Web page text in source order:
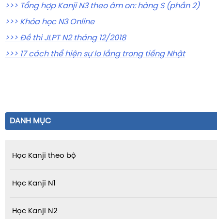
>>> Tổng hợp Kanji N3 theo âm on: hàng S (phần 2)
>>> Khóa học N3 Online
>>> Đề thi JLPT N2tháng 12/2018
>>> 17 cách thể hiện sự lo lắng trong tiếng Nhật
DANH MỤC
Học Kanji theo bộ
Học Kanji N1
Học Kanji N2